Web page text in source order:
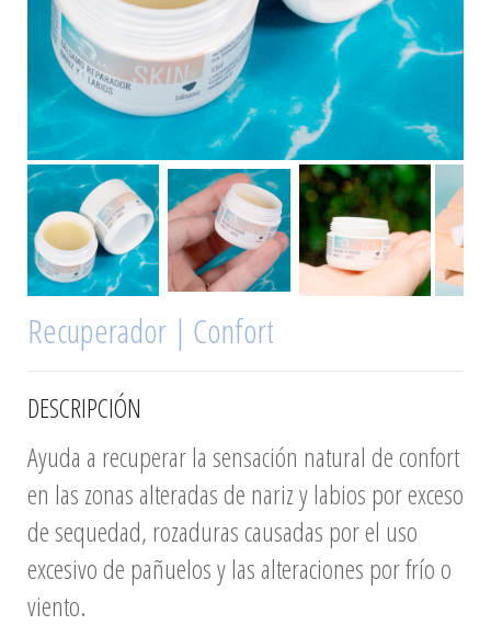
Recuperador | Confort
DESCRIPCIÓN
Ayuda a recuperar la sensación natural de confort
en las zonas alteradas de nariz y labios por exceso
de sequedad, rozaduras causadas por el uso
excesivo de pañuelos y las alteraciones por frío o
viento.